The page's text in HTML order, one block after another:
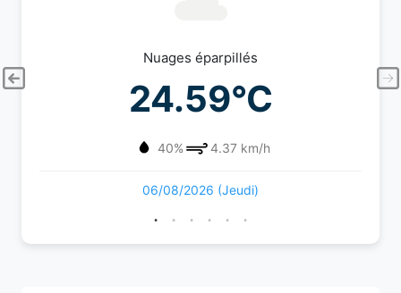
Nuages éparpillés
24.59°C
40% 4.37 km/h
06/08/2026 (Jeudi)